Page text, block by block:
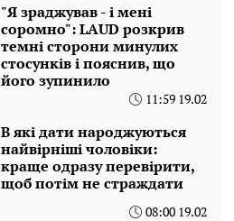
"Я зраджував - і мені
соромно": LAUD розкрив
темні сторони минулих
стосунків і пояснив, що
його зупинило
11:59 19.02
В які дати народжуються
найвірніші чоловіки:
краще одразу перевірити,
щоб потім не страждати
08:00 19.02